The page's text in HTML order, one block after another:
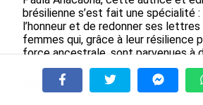
Après 5 ans à la SARA aux Antilles,
Olivier Cotta prend la direction
générale de...
le 05/08/2026
En juin 2026, les prix à la
consommation diminuent à
À la une Tv
brésilienne s’est fait une spécialité
l’honneur et de redonner ses
femmes qui, grâce à leur résilience
force ancestrale, sont parvenues à
héroïnes pour leur peuple dans la
C’était déjà le cas avec son roman «